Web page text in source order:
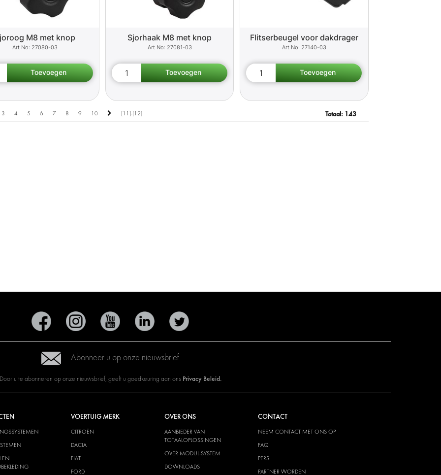
M8 met knop
27080-03
Sjorhaak M8 met knop
27081-03
Flitserbeugel voor dakdrager
27140-03
3 4 5 6 7 8 9 10 [11]-[12] Totaal: 143
Abonneer u op onze nieuwsbrief
u te abonneren op onze nieuwsbrief, geeft u goedkeuring aan ons Privacy Beleid.
EN
VOERTUIG MERK
CITROËN
DACIA
FIAT
FORD
OVER ONS
AANBIEDER VAN
TOTAALOPLOSSINGEN
OVER MODUL-SYSTEM
DOWNLOADS
CONTACT
NEEM CONTACT MET ONS OP
FAQ
PERS
PARTNER WORDEN